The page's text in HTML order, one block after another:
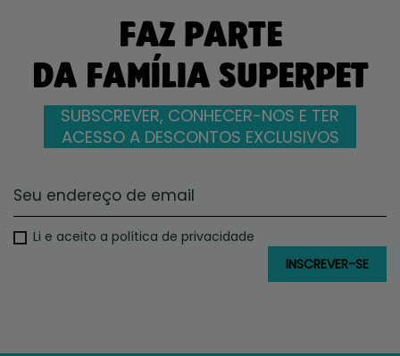
FAZ PARTE
DA FAMÍLIA SUPERPET
SUBSCREVER, CONHECER-NOS E TER
ACESSO A DESCONTOS EXCLUSIVOS
Li e aceito a política de privacidade